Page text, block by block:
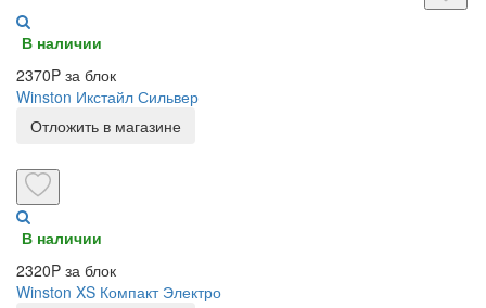
В наличии
2370P за блок
Winston Икстайл Сильвер
Отложить в магазине
В наличии
2320P за блок
Winston XS Компакт Электро